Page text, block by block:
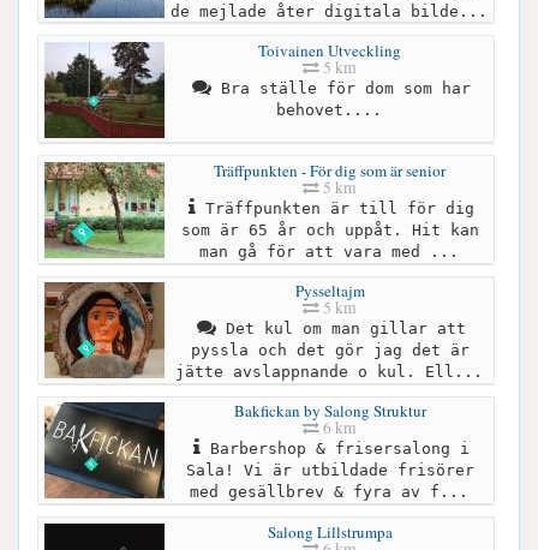
de mejlade åter digitala bilde...
Toivainen Utveckling
5 km
Bra ställe för dom som har
behovet....
Träffpunkten - För dig som är senior
5 km
Träffpunkten är till för dig
som är 65 år och uppåt. Hit kan
man gå för att vara med ...
Pysseltajm
5 km
Det kul om man gillar att
pyssla och det gör jag det är
jätte avslappnande o kul. Ell...
Bakfickan by Salong Struktur
6 km
Barbershop & frisersalong i
Sala! Vi är utbildade frisörer
med gesällbrev & fyra av f...
Salong Lillstrumpa